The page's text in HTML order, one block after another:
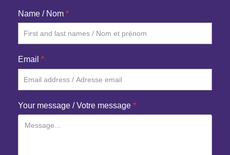
Name / Nom *
Email *
Your message / Votre message *